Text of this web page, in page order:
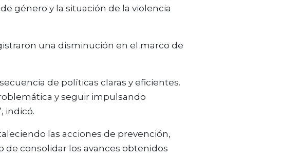
género y la situación de la violencia
una disminución en el marco de
de políticas claras y eficientes.
y seguir impulsando
indicó.
las acciones de prevención,
consolidar los avances obtenidos